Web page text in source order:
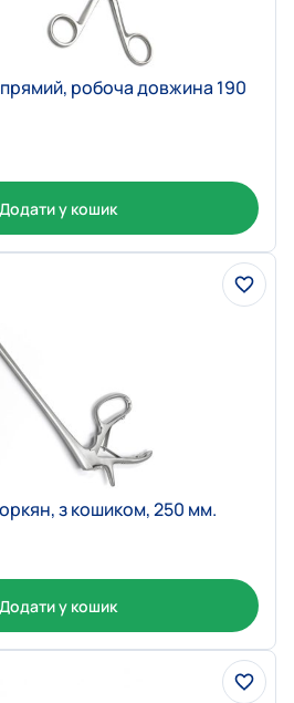
прямий, робоча довжина 190
Додати у кошик
з кошиком, 250 мм.
Додати у кошик